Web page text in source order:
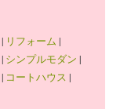
| リフォーム |
| シンプルモダン |
| コートハウス |